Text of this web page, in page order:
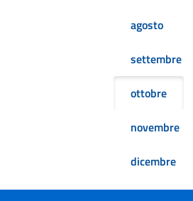
agosto
settembre
ottobre
novembre
dicembre